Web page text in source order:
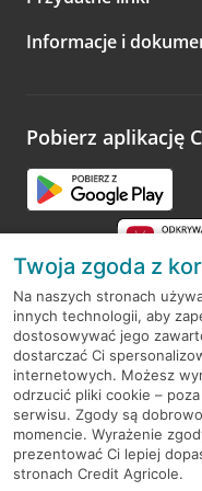
A po wizycie…
Zachęcamy do
opinie.
Informacje i
Pobierz aplikację
RODO
Regulamin serwisu
Mapa serwisu
PolitykaCookies
Twoja zgoda z
Na naszych stronach
innych technologii, aby
dostosowywać jego
dostarczać Ci
internetowych. Możesz
odrzucić pliki cookie –
serwisu. Zgody są
momencie. Wyrażenie
prezentować Ci lepiej
stronach Credit Agricole.